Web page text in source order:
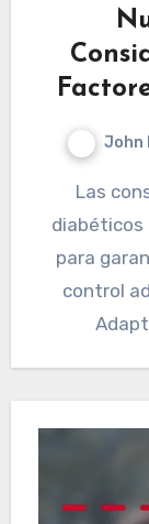
John
Las consideraciones nutricionales para
diabéticos
para
control